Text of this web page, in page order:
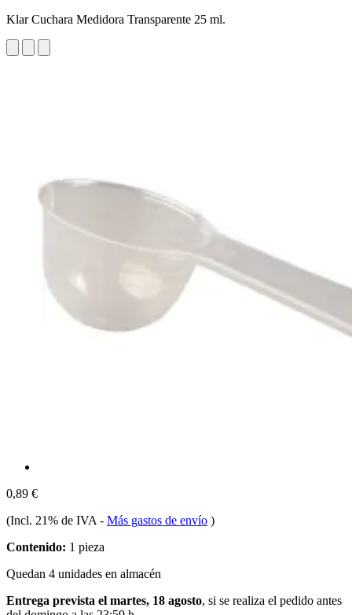
Klar Cuchara Medidora Transparente 25 ml.
0,89 €
(Incl. 21% de IVA - Más gastos de envío )
Contenido: 1 pieza
Quedan 4 unidades en almacén
Entrega prevista el martes, 18 agosto, si se realiza el pedido antes